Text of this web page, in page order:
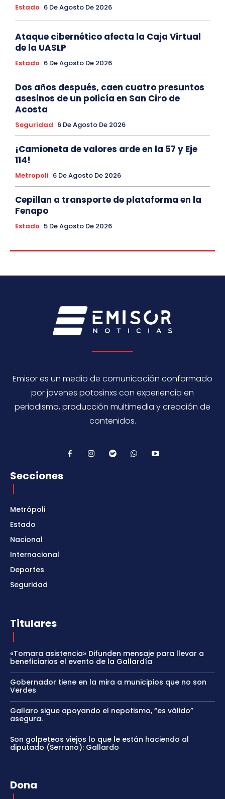
Estado 6 De Agosto De 2026
Ataque cibernético afecta la Caja Virtual
de la UASLP
Estado 6 De Agosto De 2026
Dos años después, caen cuatro presuntos
asesinos de un policía en San Ciro de
Acosta
Seguridad 6 De Agosto De 2026
¡Camioneta de valores arde en la 57 y Eje
114!
Metropoli 6 De Agosto De 2026
Cepillan a transporte de plataforma en la
Fenapo
Estado 5 De Agosto De 2026
Emisor es un medio de comunicación conformado
por jovenes potosinxs con experiencia en
periodismo, producción multimedia y creación de
contenidos.
Secciones
Metrópoli
Estado
Nacional
Internacional
Deportes
Seguridad
Titulares
«Tomara asistencia» Difunden mensaje para llevar a
beneficiarios el evento de la Gallardía
Gobernador tiene en la mira a municipios que no son
Verdes
Gallaro sigue apoyando el nepotismo, “es válido”
asegura.
Son golpeteos viejos lo que le están haciendo al
diputado (Serrano): Gallardo
Dona